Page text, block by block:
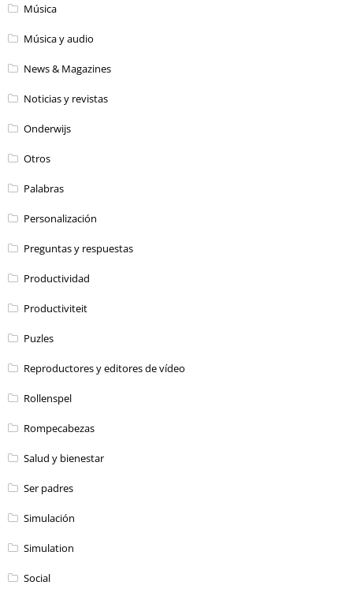
Música
Música y audio
News & Magazines
Noticias y revistas
Onderwijs
Otros
Palabras
Personalización
Preguntas y respuestas
Productividad
Productiviteit
Puzles
Reproductores y editores de vídeo
Rollenspel
Rompecabezas
Salud y bienestar
Ser padres
Simulación
Simulation
Social